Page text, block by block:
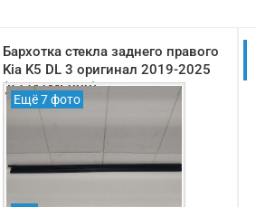
Бархотка стекла заднего правого
Kia K5 DL 3 оригинал 2019-2025
(83241M6000)
Ещё 7 фото